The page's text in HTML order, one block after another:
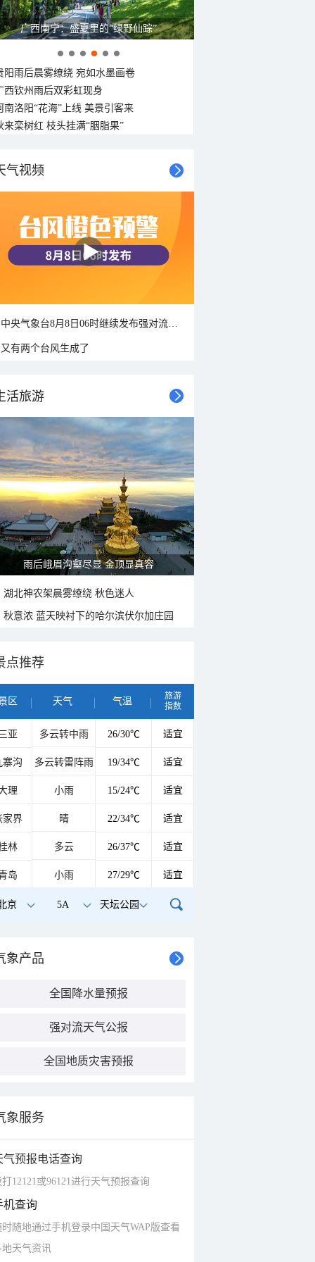
呼伦贝尔草原 藏着最治愈的蓝天白云
阳雨后晨雾缭绕 宛如水墨画卷
西钦州雨后双彩虹现身
南洛阳“花海”上线 美景引客来
来栾树红 枝头挂满“胭脂果”
气视频
又有两个台风生成了
活旅游
山水扇面：秋红点缀颐和园西堤
湖北神农架晨雾缭绕 秋色迷人
秋意浓 蓝天映衬下的哈尔滨伏尔加庄园
点推荐
区 天气 气温
旅游
指数
亚 多云转中雨 26/30℃ 适宜
寨沟 多云转雷阵雨 19/34℃ 适宜
理 小雨 15/24℃ 适宜
家界 晴 22/34℃ 适宜
林 多云 26/37℃ 适宜
岛 小雨 27/29℃ 适宜
京 5A 天坛公园
象产品
全国降水量预报
强对流天气公报
全国地质灾害预报
象服务
气预报电话查询
打12121或96121进行天气预报查询
机查询
时随地通过手机登录中国天气WAP版查看
地天气资讯